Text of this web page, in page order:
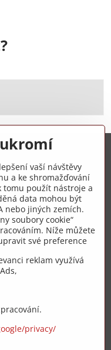
vaší návštěvy
a ke shromažďování
tomu použít nástroje a
data mohou být
nebo jiných zemích.
soubory cookie“
Níže můžete
své preference
reklam využívá
privacy/